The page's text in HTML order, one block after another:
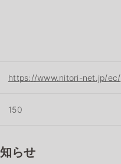
https://www.nitori-net.jp/ec/
150
らせ